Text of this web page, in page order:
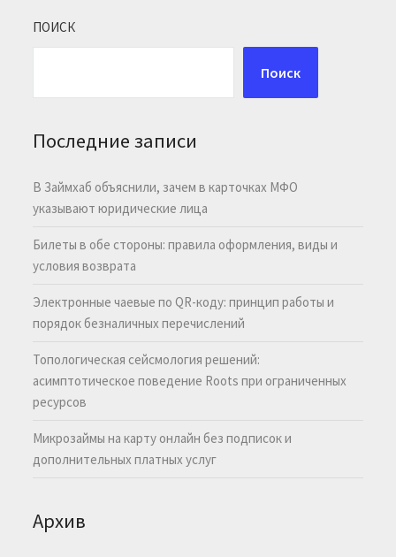
ПОИСК
Поиск
Последние записи
В Займхаб объяснили, зачем в карточках МФО
указывают юридические лица
Билеты в обе стороны: правила оформления, виды и
условия возврата
Электронные чаевые по QR-коду: принцип работы и
порядок безналичных перечислений
Топологическая сейсмология решений:
асимптотическое поведение Roots при ограниченных
ресурсов
Микрозаймы на карту онлайн без подписок и
дополнительных платных услуг
Архив